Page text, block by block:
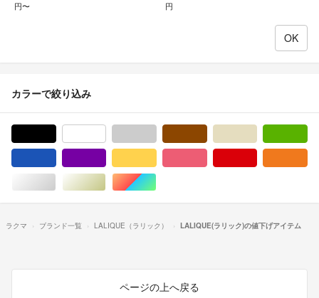
円〜 円
カラーで絞り込み
シルバー/銀色系ゴールド/金色系マルチカラー
ラクマ ブランド一覧 LALIQUE（ラリック） LALIQUE(ラリック)の値下げアイテム
ページの上へ戻る